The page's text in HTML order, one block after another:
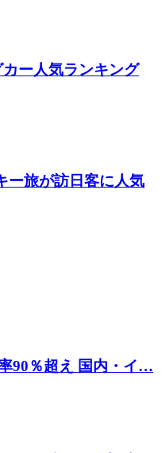
カー人気ランキング
ー旅が訪日客に人気
90％超え 国内・イ…